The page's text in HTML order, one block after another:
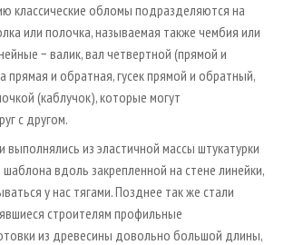
классические обломы подразделяются на
или полочка, называемая также чембия или
− валик, вал четвертной (прямой и
прямая и обратная, гусек прямой и обратный,
(каблучок), которые могут
с другом.
выполнялись из эластичной массы штукатурки
вдоль закрепленной на стене линейки,
у нас тягами. Позднее так же стали
строителям профильные
из древесины довольно большой длины,